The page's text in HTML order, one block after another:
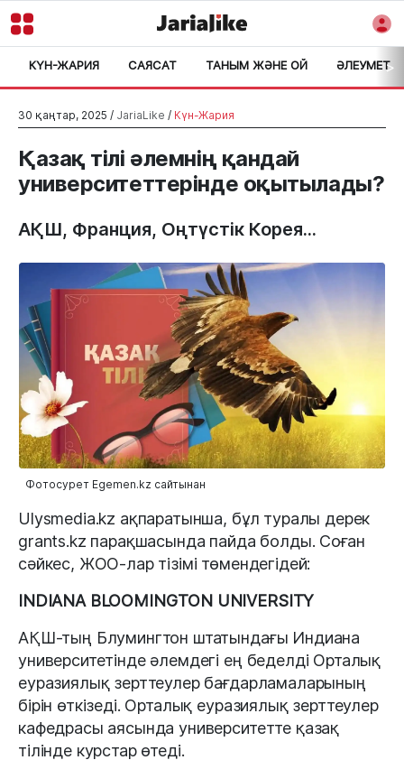
КҮН-ЖАРИЯ САЯСАТ ТАНЫМ ЖӘНЕ ОЙ ӘЛЕУМЕТ>
30 қаңтар, 2025 / JariaLike / Күн-Жария
Қазақ тілі әлемнің қандай
университеттерінде оқытылады?
АҚШ, Франция, Оңтүстік Корея...
Фотосурет Egemen.kz сайтынан
Ulysmedia.kz ақпаратынша, бұл туралы дерек
grants.kz парақшасында пайда болды. Соған
сәйкес, ЖОО-лар тізімі төмендегідей:
INDIANA BLOOMINGTON UNIVERSITY
АҚШ-тың Блумингтон штатындағы Индиана
университетінде әлемдегі ең беделді Орталық
еуразиялық зерттеулер бағдарламаларының
бірін өткізеді. Орталық еуразиялық зерттеулер
кафедрасы аясында университетте қазақ
тілінде курстар өтеді.